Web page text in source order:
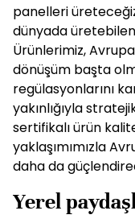
panelleri
dünyada
Ürünlerimiz,
dönüşüm başta
regülasyonlarını
yakınlığıyla
sertifikalı ürün
yaklaşımımızla
daha da
Yerel